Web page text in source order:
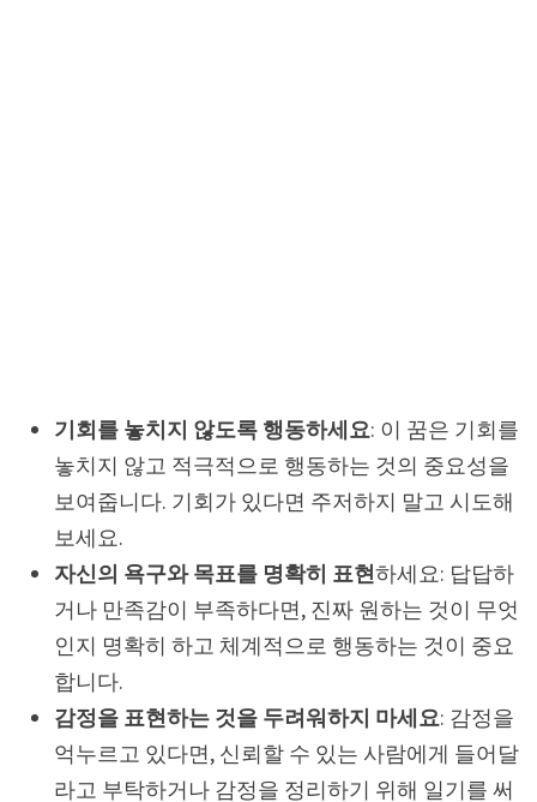
기회를 놓치지 않도록 행동하세요: 이 꿈은 기회를
놓치지 않고 적극적으로 행동하는 것의 중요성을
보여줍니다. 기회가 있다면 주저하지 말고 시도해
보세요.
자신의 욕구와 목표를 명확히 표현하세요: 답답하
거나 만족감이 부족하다면, 진짜 원하는 것이 무엇
인지 명확히 하고 체계적으로 행동하는 것이 중요
합니다.
감정을 표현하는 것을 두려워하지 마세요: 감정을
억누르고 있다면, 신뢰할 수 있는 사람에게 들어달
라고 부탁하거나 감정을 정리하기 위해 일기를 써